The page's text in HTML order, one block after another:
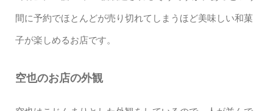
間に予約でほとんどが売り切れてしまうほど美味しい和菓
子が楽しめるお店です。
空也のお店の外観